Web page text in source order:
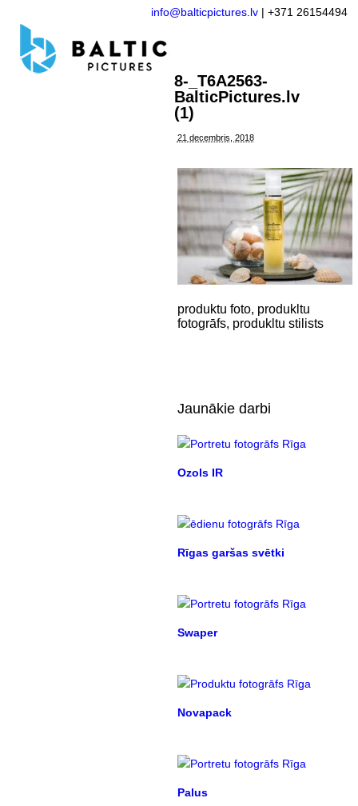
info@balticpictures.lv| +371 26154494
8-_T6A2563-
BalticPictures.lv
(1)
21 decembris, 2018
produktu foto, produkltu
fotogrāfs, produkltu stilists
Jaunākie darbi
Ozols IR
Rīgas garšas svētki
Swaper
Novapack
Palus